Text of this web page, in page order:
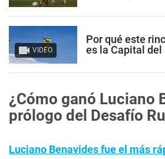
VIDEO
Por qué este
es la Capital del
¿Cómo ganó Luciano
prólogo del Desafío
Luciano Benavides fue el más